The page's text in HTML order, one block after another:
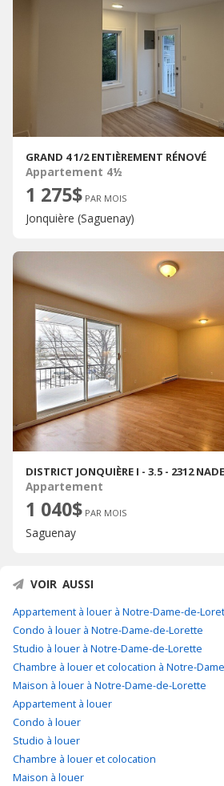
GRAND 4 1/2 ENTIÈREMENT RÉNOVÉ
Appartement 4½
1 275$ PAR MOIS
Jonquière (Saguenay)
DISTRICT JONQUIÈRE I - 3.5 - 2312
Appartement
1 040$ PAR MOIS
Saguenay
VOIR AUSSI
Appartement à louer à Notre-Dame-de-
Condo à louer à Notre-Dame-de-Lorette
Studio à louer à Notre-Dame-de-Lorette
Chambre à louer et colocation à Notre-
Maison à louer à Notre-Dame-de-Lorette
Appartement à louer
Condo à louer
Studio à louer
Chambre à louer et colocation
Maison à louer